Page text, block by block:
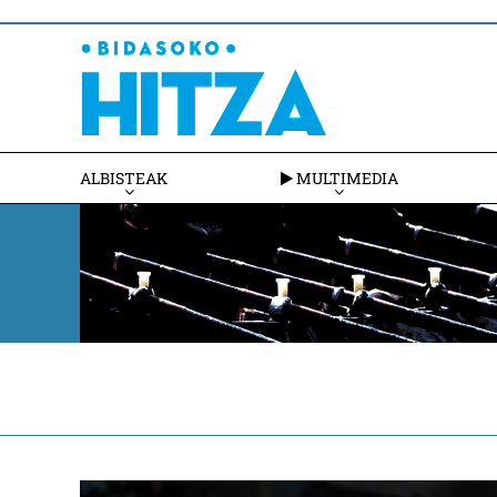
ALBISTEAK MULTIMEDIA